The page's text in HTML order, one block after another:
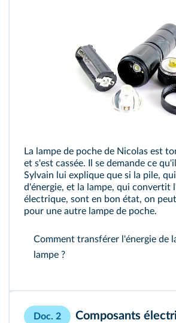
La lampe de poche de Nicolas est
et s'est cassée. Il se demande ce
Sylvain lui explique que si la pile,
d'énergie, et la lampe, qui convertit
électrique, sont en bon état, on
pour une autre lampe de poche.
Comment transférer l'énergie de
lampe ?
Doc. 2
Composants